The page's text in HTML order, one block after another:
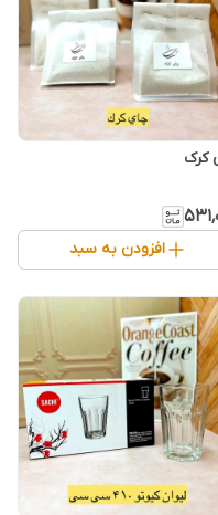
کرک
افزودن به سبد